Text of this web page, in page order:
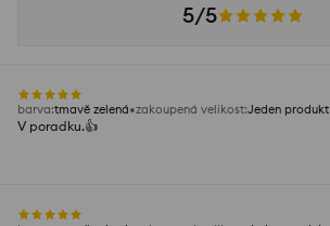
5/5
barva:tmavě zelená zakoupená velikost:Jeden produkt
V poradku.👍️